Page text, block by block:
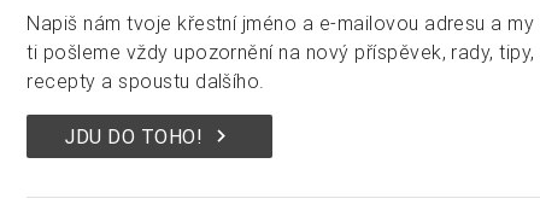
Napiš nám tvoje křestní jméno a e-mailovou adresu a my
ti pošleme vždy upozornění na nový příspěvek, rady, tipy,
recepty a spoustu dalšího.
keyboard_arrow_right
JDU DO TOHO!